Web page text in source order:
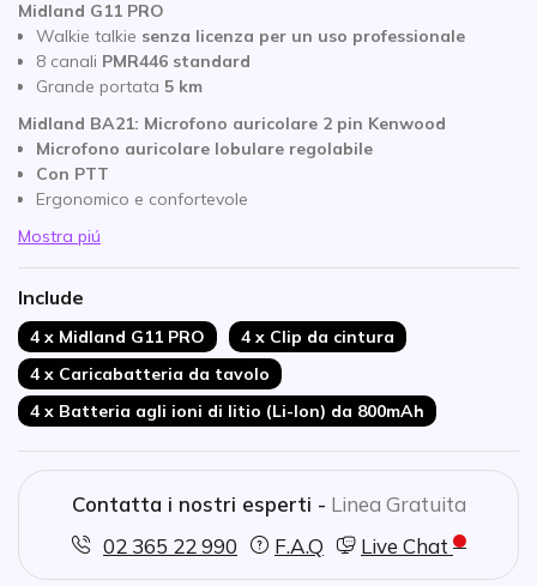
Midland G11 PRO
Walkie talkie senza licenza per un uso professionale
8 canali PMR446 standard
Grande portata 5 km
Midland BA21: Microfono auricolare 2 pin Kenwood
Microfono auricolare lobulare regolabile
Con PTT
Ergonomico e confortevole
Mostra piú
Include
4 x Midland G11 PRO
4 x Clip da cintura
4 x Caricabatteria da tavolo
4 x Batteria agli ioni di litio (Li-Ion) da 800mAh
Contatta i nostri esperti - Linea Gratuita
02 365 22 990
F.A.Q Live Chat